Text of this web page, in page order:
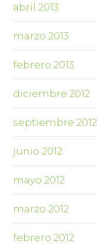
abril 2013
marzo 2013
febrero 2013
diciembre 2012
septiembre 2012
junio 2012
mayo 2012
marzo 2012
febrero 2012